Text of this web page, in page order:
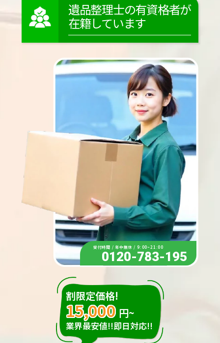
遺品整理士の有資格者が
在籍しています
受付時間 / 年中無休 / 9:00~21:00
0120-783-195
割限定価格!
15,000 円~
業界最安値!!即日対応!!